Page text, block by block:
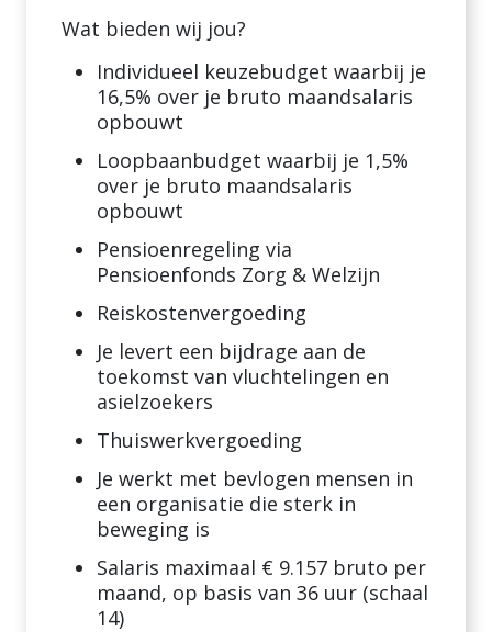
Wat bieden wij jou?
Individueel keuzebudget waarbij je
16,5% over je bruto maandsalaris
opbouwt
Loopbaanbudget waarbij je 1,5%
over je bruto maandsalaris
opbouwt
Pensioenregeling via
Pensioenfonds Zorg & Welzijn
Reiskostenvergoeding
Je levert een bijdrage aan de
toekomst van vluchtelingen en
asielzoekers
Thuiswerkvergoeding
Je werkt met bevlogen mensen in
een organisatie die sterk in
beweging is
Salaris maximaal € 9.157 bruto per
maand, op basis van 36 uur (schaal
14)